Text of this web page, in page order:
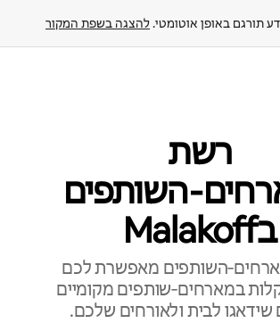
תורגם באופן אוטומטי. להצגה בשפת המקור
רשת
בMalakoff
מאפשרת לכם
במארחים‑שותפים מקומיים
שידאגו לבית ולאורחים שלכם.